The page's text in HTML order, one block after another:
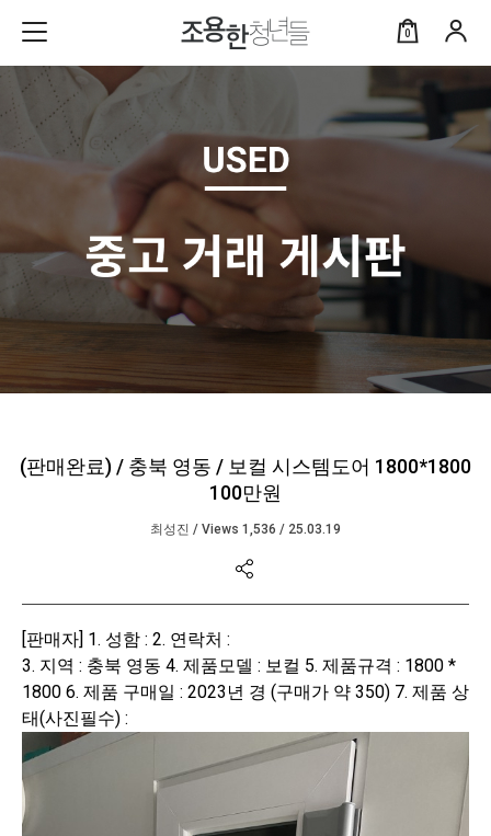
0
(판매완료) / 충북 영동 / 보컬 시스템도어 1800*1800
100만원
최성진 / Views 1,536 / 25.03.19
본문
[판매자] 1. 성함 : 2. 연락처 :
3. 지역 : 충북 영동 4. 제품모델 : 보컬 5. 제품규격 : 1800 *
1800 6. 제품 구매일 : 2023년 경 (구매가 약 350) 7. 제품 상
태(사진필수) :